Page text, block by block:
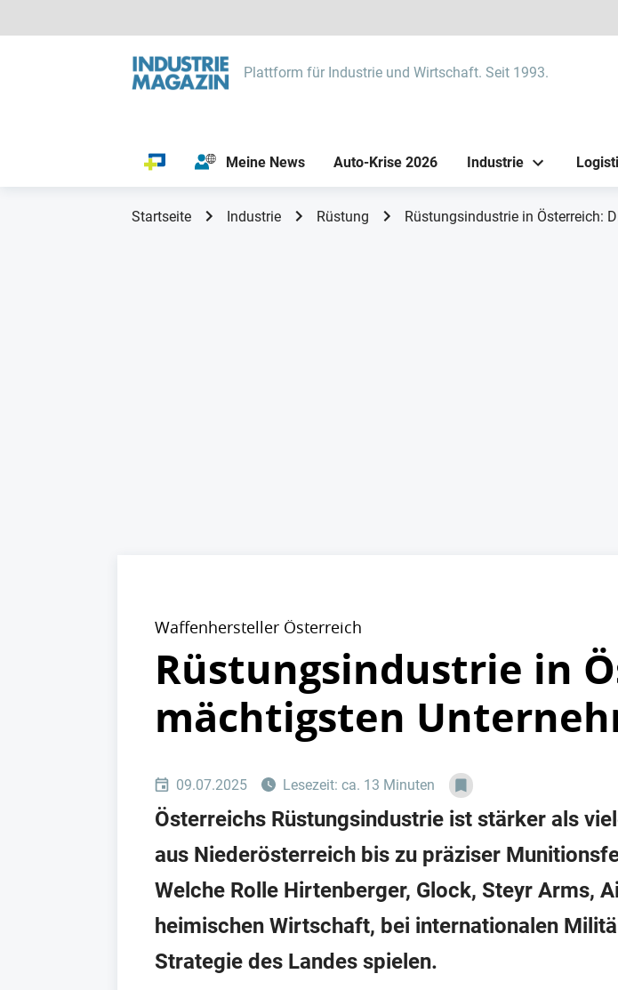
Plattform für Industrie und Wirtschaft. Seit 1993.
Meine News Auto-Krise 2026 Industrie
Startseite Industrie Rüstung Rüstungsindustrie in Österreich:
Waffenhersteller Österreich
Rüstungsindustrie in
mächtigsten
09.07.2025 Lesezeit: ca. 13 Minuten
Österreichs Rüstungsindustrie ist stärker als
aus Niederösterreich bis zu präziser
Welche Rolle Hirtenberger, Glock, Steyr Arms,
heimischen Wirtschaft, bei internationalen
Strategie des Landes spielen.